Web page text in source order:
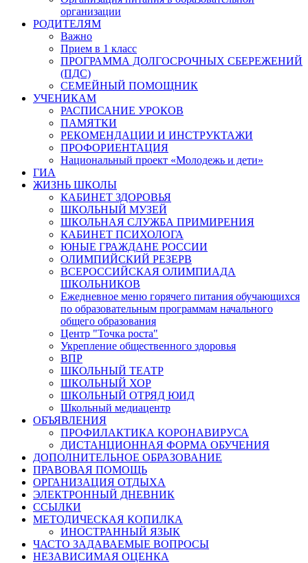
организации
РОДИТЕЛЯМ
Важно
Прием в 1 класс
ПРОГРАММА ДОЛГОСРОЧНЫХ СБЕРЕЖЕНИЙ
(ПДС)
СЕМЕЙНЫЙ ПОМОЩНИК
УЧЕНИКАМ
РАСПИСАНИЕ УРОКОВ
ПАМЯТКИ
РЕКОМЕНДАЦИИ И ИНСТРУКТАЖИ
ПРОФОРИЕНТАЦИЯ
Национальный проект «Молодежь и дети»
ГИА
ЖИЗНЬ ШКОЛЫ
КАБИНЕТ ЗДОРОВЬЯ
ШКОЛЬНЫЙ МУЗЕЙ
ШКОЛЬНАЯ СЛУЖБА ПРИМИРЕНИЯ
КАБИНЕТ ПСИХОЛОГА
ЮНЫЕ ГРАЖДАНЕ РОССИИ
ОЛИМПИЙСКИЙ РЕЗЕРВ
ВСЕРОССИЙСКАЯ ОЛИМПИАДА
ШКОЛЬНИКОВ
Ежедневное меню горячего питания обучающихся
по образовательным программам начального
общего образования
Центр "Точка роста"
Укрепление общественного здоровья
ВПР
ШКОЛЬНЫЙ ТЕАТР
ШКОЛЬНЫЙ ХОР
ШКОЛЬНЫЙ ОТРЯД ЮИД
Школьный медиацентр
ОБЪЯВЛЕНИЯ
ПРОФИЛАКТИКА КОРОНАВИРУСА
ДИСТАНЦИОННАЯ ФОРМА ОБУЧЕНИЯ
ДОПОЛНИТЕЛЬНОЕ ОБРАЗОВАНИЕ
ПРАВОВАЯ ПОМОЩЬ
ОРГАНИЗАЦИЯ ОТДЫХА
ЭЛЕКТРОННЫЙ ДНЕВНИК
ССЫЛКИ
МЕТОДИЧЕСКАЯ КОПИЛКА
ИНОСТРАННЫЙ ЯЗЫК
ЧАСТО ЗАДАВАЕМЫЕ ВОПРОСЫ
НЕЗАВИСИМАЯ ОЦЕНКА